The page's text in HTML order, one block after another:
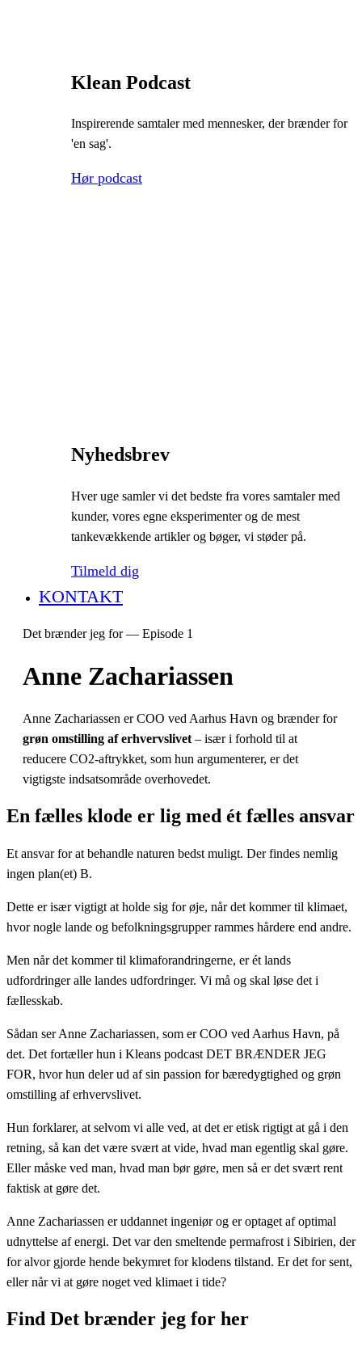
Klean Podcast
Inspirerende samtaler med mennesker, der brænder for
'en sag'.
Hør podcast
Nyhedsbrev
Hver uge samler vi det bedste fra vores samtaler med
kunder, vores egne eksperimenter og de mest
tankevækkende artikler og bøger, vi støder på.
Tilmeld dig
KONTAKT
Det brænder jeg for — Episode 1
Anne Zachariassen
Anne Zachariassen er COO ved Aarhus Havn og brænder for
grøn omstilling af erhvervslivet – især i forhold til at
reducere CO2-aftrykket, som hun argumenterer, er det
vigtigste indsatsområde overhovedet.
En fælles klode er lig med ét fælles ansvar
Et ansvar for at behandle naturen bedst muligt. Der findes nemlig
ingen plan(et) B.
Dette er især vigtigt at holde sig for øje, når det kommer til klimaet,
hvor nogle lande og befolkningsgrupper rammes hårdere end andre.
Men når det kommer til klimaforandringerne, er ét lands
udfordringer alle landes udfordringer. Vi må og skal løse det i
fællesskab.
Sådan ser Anne Zachariassen, som er COO ved Aarhus Havn, på
det. Det fortæller hun i Kleans podcast DET BRÆNDER JEG
FOR, hvor hun deler ud af sin passion for bæredygtighed og grøn
omstilling af erhvervslivet.
Hun forklarer, at selvom vi alle ved, at det er etisk rigtigt at gå i den
retning, så kan det være svært at vide, hvad man egentlig skal gøre.
Eller måske ved man, hvad man bør gøre, men så er det svært rent
faktisk at gøre det.
Anne Zachariassen er uddannet ingeniør og er optaget af optimal
udnyttelse af energi. Det var den smeltende permafrost i Sibirien, der
for alvor gjorde hende bekymret for klodens tilstand. Er det for sent,
eller når vi at gøre noget ved klimaet i tide?
Find Det brænder jeg for her